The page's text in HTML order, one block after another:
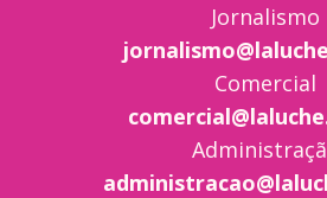
Jornalismo
Comercial